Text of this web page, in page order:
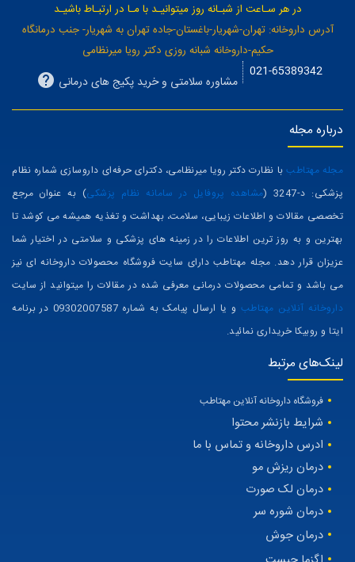
در هر سـاعت از شبـانه روز میتوانیـد با مـا در ارتبـاط باشیـد
آدرس داروخانه: تهران-شهریار-باغستان-جاده تهران به شهریار- جنب درمانگاه
حکیم-داروخانه شبانه روزی دکتر رویا میرنظامی
021-65389342
مشاوره سلامتی و خرید پکیج های درمانی
درباره مجله
مجله مهتاطببا نظارت دکتر رویا میرنظامی، دکترای حرفه‌ای داروسازی شماره نظام
پزشکی: د-3247 (
مشاهده پروفایل در سامانه نظام پزشکی) به عنوان مرجع
تخصصی مقالات و اطلاعات زیبایی، سلامت، بهداشت و تغذیه همیشه می کوشد تا
بهترین و به روز ترین اطلاعات را در زمینه های پزشکی و سلامتی در اختیار شما
عزیزان قرار دهد. مجله مهتاطب دارای سایت فروشگاه محصولات داروخانه ای نیز
می باشد و تمامی محصولات درمانی معرفی شده در مقالات را میتوانید از سایت
داروخانه آنلاین مهتاطب
و یا ارسال پیامک به شماره 09302007587 در برنامه
ایتا و روبیکا خریداری نمائید.
لینک‌های مرتبط
فروشگاه داروخانه آنلاین مهتاطب
شرایط بازنشر محتوا
ادرس داروخانه و تماس با ما
درمان ریزش مو
درمان لک صورت
درمان شوره سر
درمان جوش